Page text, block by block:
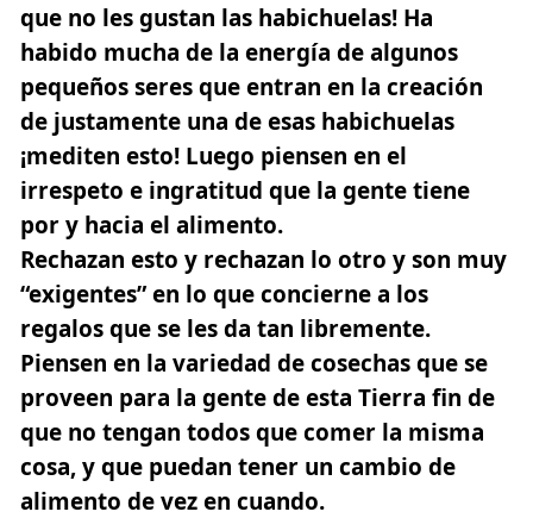
que no les gustan las habichuelas! Ha
habido mucha de la energía de algunos
pequeños seres que entran en la creación
de justamente una de esas habichuelas
¡mediten esto! Luego piensen en el
irrespeto e ingratitud que la gente tiene
por y hacia el alimento.
Rechazan esto y rechazan lo otro y son muy
“exigentes” en lo que concierne a los
regalos que se les da tan libremente.
Piensen en la variedad de cosechas que se
proveen para la gente de esta Tierra fin de
que no tengan todos que comer la misma
cosa, y que puedan tener un cambio de
alimento de vez en cuando.